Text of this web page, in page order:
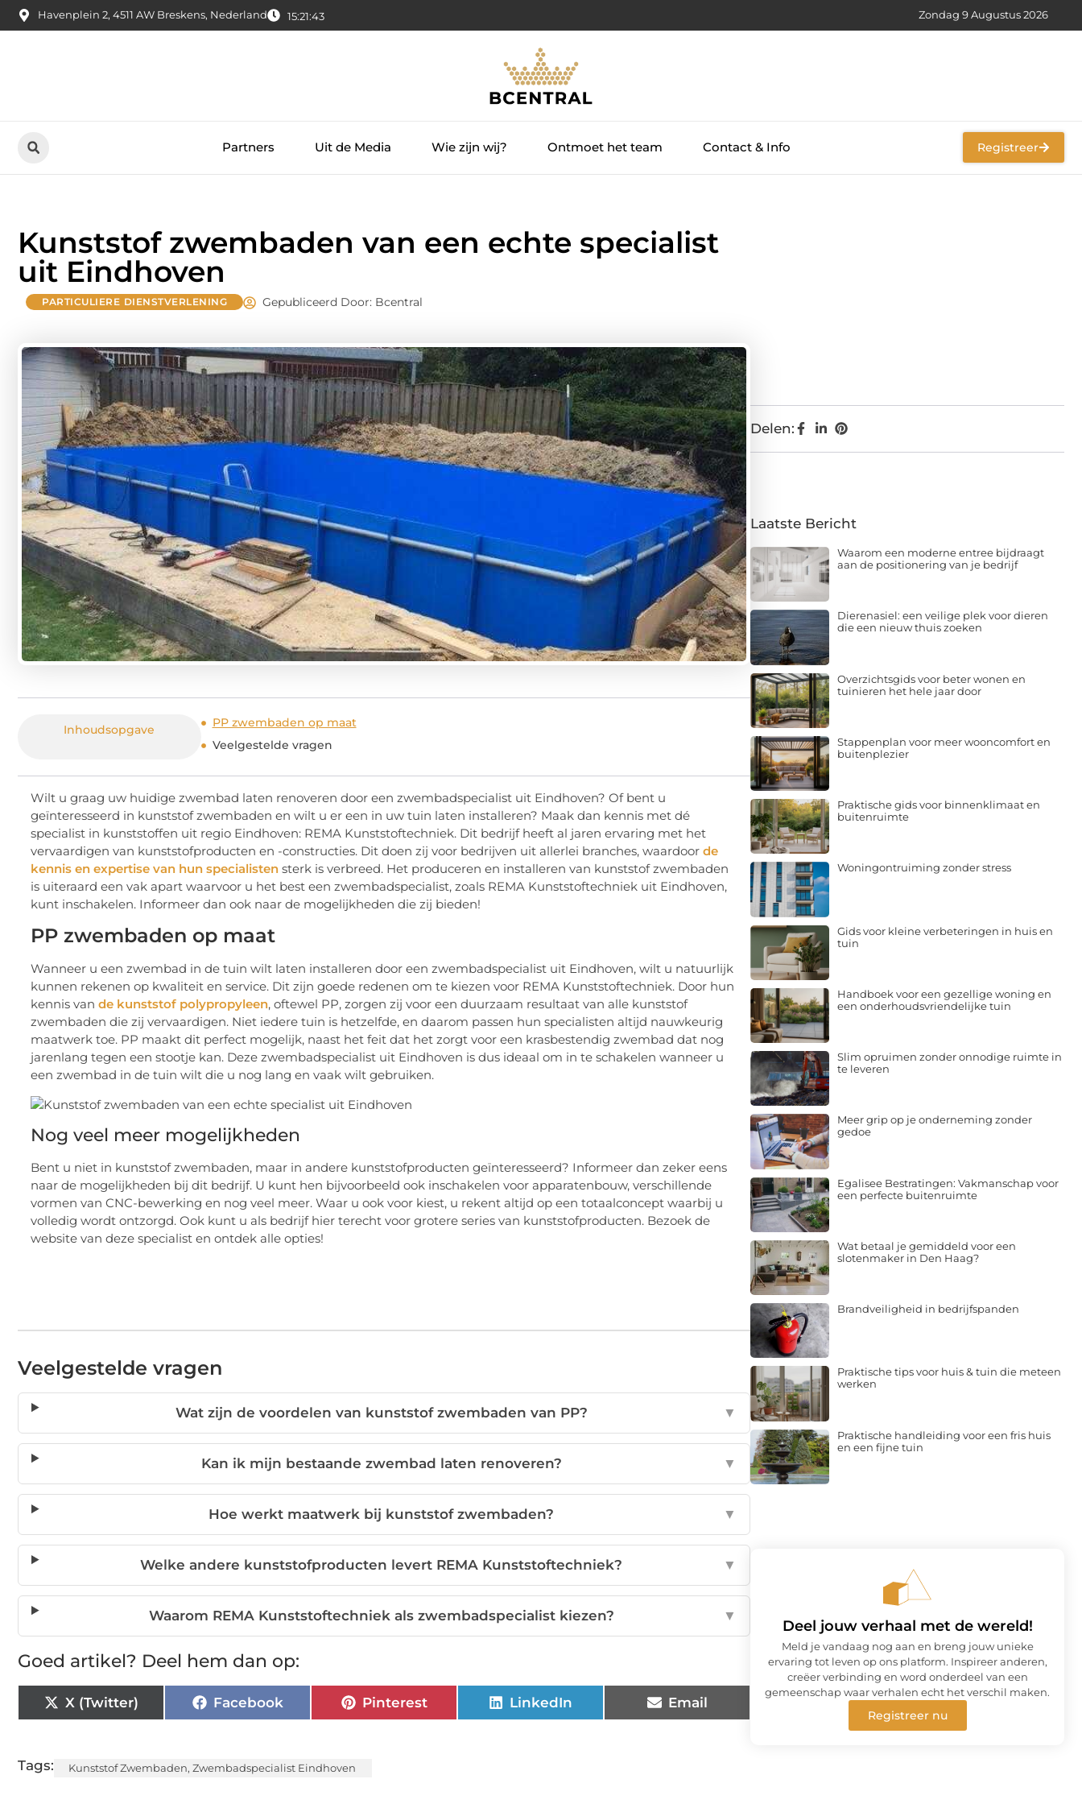
Havenplein 2, 4511 AW Breskens, Nederland 15:21:43 Zondag 9 Augustus 2026
Partners Uit de Media Wie zijn wij? Ontmoet het team Contact & Info Registreer
Kunststof zwembaden van een echte specialist
uit Eindhoven
PARTICULIERE DIENSTVERLENING Gepubliceerd Door: Bcentral
Inhoudsopgave
PP zwembaden op maat
Veelgestelde vragen
Wilt u graag uw huidige zwembad laten renoveren door een zwembadspecialist uit Eindhoven? Of bent u
geïnteresseerd in kunststof zwembaden en wilt u er een in uw tuin laten installeren? Maak dan kennis met dé
specialist in kunststoffen uit regio Eindhoven: REMA Kunststoftechniek. Dit bedrijf heeft al jaren ervaring met het
vervaardigen van kunststofproducten en -constructies. Dit doen zij voor bedrijven uit allerlei branches, waardoor de
kennis en expertise van hun specialisten sterk is verbreed. Het produceren en installeren van kunststof zwembaden
is uiteraard een vak apart waarvoor u het best een zwembadspecialist, zoals REMA Kunststoftechniek uit Eindhoven,
kunt inschakelen. Informeer dan ook naar de mogelijkheden die zij bieden!
PP zwembaden op maat
Wanneer u een zwembad in de tuin wilt laten installeren door een zwembadspecialist uit Eindhoven, wilt u natuurlijk
kunnen rekenen op kwaliteit en service. Dit zijn goede redenen om te kiezen voor REMA Kunststoftechniek. Door hun
kennis van de kunststof polypropyleen, oftewel PP, zorgen zij voor een duurzaam resultaat van alle kunststof
zwembaden die zij vervaardigen. Niet iedere tuin is hetzelfde, en daarom passen hun specialisten altijd nauwkeurig
maatwerk toe. PP maakt dit perfect mogelijk, naast het feit dat het zorgt voor een krasbestendig zwembad dat nog
jarenlang tegen een stootje kan. Deze zwembadspecialist uit Eindhoven is dus ideaal om in te schakelen wanneer u
een zwembad in de tuin wilt die u nog lang en vaak wilt gebruiken.
Nog veel meer mogelijkheden
Bent u niet in kunststof zwembaden, maar in andere kunststofproducten geïnteresseerd? Informeer dan zeker eens
naar de mogelijkheden bij dit bedrijf. U kunt hen bijvoorbeeld ook inschakelen voor apparatenbouw, verschillende
vormen van CNC-bewerking en nog veel meer. Waar u ook voor kiest, u rekent altijd op een totaalconcept waarbij u
volledig wordt ontzorgd. Ook kunt u als bedrijf hier terecht voor grotere series van kunststofproducten. Bezoek de
website van deze specialist en ontdek alle opties!
Veelgestelde vragen
Wat zijn de voordelen van kunststof zwembaden van PP? ▼
Kan ik mijn bestaande zwembad laten renoveren? ▼
Hoe werkt maatwerk bij kunststof zwembaden? ▼
Welke andere kunststofproducten levert REMA Kunststoftechniek? ▼
Waarom REMA Kunststoftechniek als zwembadspecialist kiezen? ▼
Goed artikel? Deel hem dan op:
X (Twitter) Facebook Pinterest LinkedIn Email
Tags: Kunststof Zwembaden, Zwembadspecialist Eindhoven
Delen:
Laatste Bericht
Waarom een moderne entree bijdraagt
aan de positionering van je bedrijf
Dierenasiel: een veilige plek voor dieren
die een nieuw thuis zoeken
Overzichtsgids voor beter wonen en
tuinieren het hele jaar door
Stappenplan voor meer wooncomfort en
buitenplezier
Praktische gids voor binnenklimaat en
buitenruimte
Woningontruiming zonder stress
Gids voor kleine verbeteringen in huis en
tuin
Handboek voor een gezellige woning en
een onderhoudsvriendelijke tuin
Slim opruimen zonder onnodige ruimte in
te leveren
Meer grip op je onderneming zonder
gedoe
Egalisee Bestratingen: Vakmanschap voor
een perfecte buitenruimte
Wat betaal je gemiddeld voor een
slotenmaker in Den Haag?
Brandveiligheid in bedrijfspanden
Praktische tips voor huis & tuin die meteen
werken
Praktische handleiding voor een fris huis
en een fijne tuin
Deel jouw verhaal met de wereld!
Meld je vandaag nog aan en breng jouw unieke
ervaring tot leven op ons platform. Inspireer anderen,
creëer verbinding en word onderdeel van een
gemeenschap waar verhalen echt het verschil maken.
Registreer nu